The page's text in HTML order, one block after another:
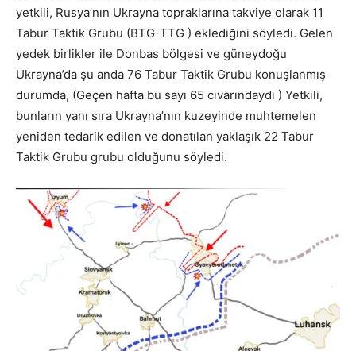
yetkili, Rusya’nın Ukrayna topraklarına takviye olarak 11
Tabur Taktik Grubu (BTG-TTG ) eklediğini söyledi. Gelen
yedek birlikler ile Donbas bölgesi ve güneydoğu
Ukrayna’da şu anda 76 Tabur Taktik Grubu konuşlanmış
durumda, (Geçen hafta bu sayı 65 civarındaydı ) Yetkili,
bunların yanı sıra Ukrayna’nın kuzeyinde muhtemelen
yeniden tedarik edilen ve donatılan yaklaşık 22 Tabur
Taktik Grubu grubu olduğunu söyledi.